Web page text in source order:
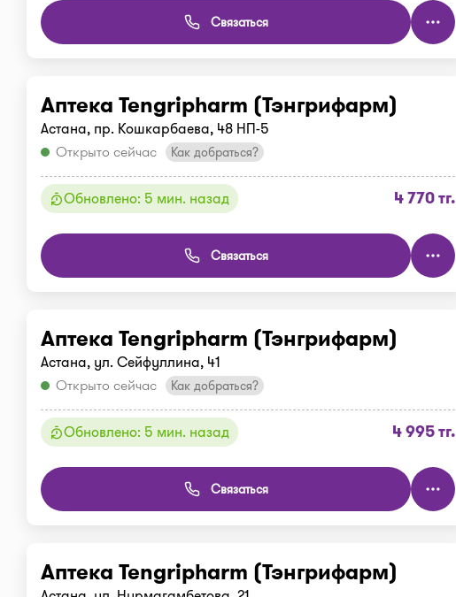
Связаться
Аптека Tengripharm (Тэнгрифарм)
Астана, пр. Кошкарбаева, 48 НП-5
Открыто сейчас
Как добраться?
Обновлено: 5 мин. назад 4 770 тг.
Связаться
Аптека Tengripharm (Тэнгрифарм)
Астана, ул. Сейфуллина, 41
Открыто сейчас
Как добраться?
Обновлено: 5 мин. назад 4 995 тг.
Связаться
Аптека Tengripharm (Тэнгрифарм)